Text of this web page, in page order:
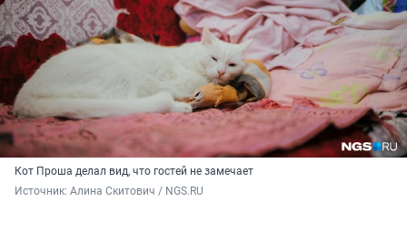
Кот Проша делал вид, что гостей не замечает
Источник: Алина Скитович / NGS.RU